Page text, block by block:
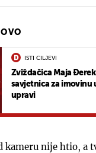
ISTI CILJEVI
Zviždačica Maja
savjetnica za imovinu
upravi
kameru nije htio, a